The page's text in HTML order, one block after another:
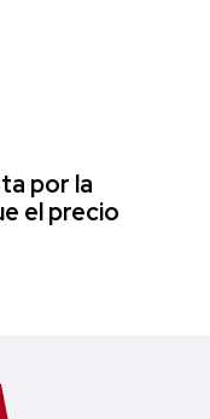
por la
el precio